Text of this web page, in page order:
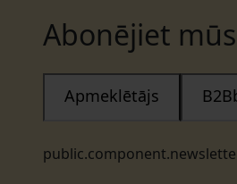
Abonējiet
Apmeklētājs